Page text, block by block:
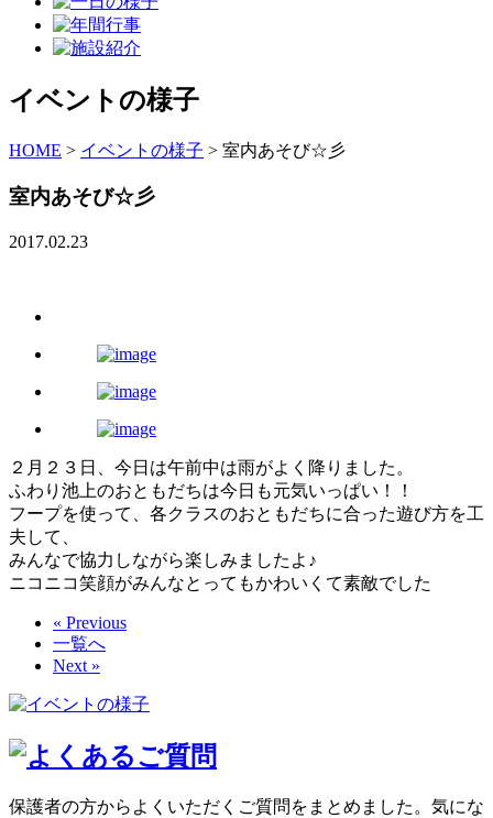
イベントの様子
HOME > イベントの様子 > 室内あそび☆彡
室内あそび☆彡
2017.02.23
２月２３日、今日は午前中は雨がよく降りました。
ふわり池上のおともだちは今日も元気いっぱい！！
フープを使って、各クラスのおともだちに合った遊び方を工
夫して、
みんなで協力しながら楽しみましたよ♪
ニコニコ笑顔がみんなとってもかわいくて素敵でした
« Previous
一覧へ
Next »
保護者の方からよくいただくご質問をまとめました。気にな